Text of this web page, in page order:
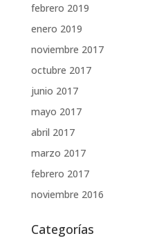
febrero 2019
enero 2019
noviembre 2017
octubre 2017
junio 2017
mayo 2017
abril 2017
marzo 2017
febrero 2017
noviembre 2016
Categorías